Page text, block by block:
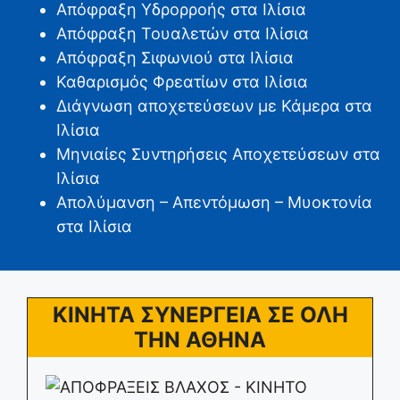
Απόφραξη Υδρορροής στα Ιλίσια
Απόφραξη Τουαλετών στα Ιλίσια
Απόφραξη Σιφωνιού στα Ιλίσια
Καθαρισμός Φρεατίων στα Ιλίσια
Διάγνωση αποχετεύσεων με Κάμερα στα
Ιλίσια
Μηνιαίες Συντηρήσεις Αποχετεύσεων στα
Ιλίσια
Απολύμανση – Απεντόμωση – Μυοκτονία
στα Ιλίσια
ΚΙΝΗΤΑ ΣΥΝΕΡΓΕΙΑ ΣΕ ΟΛΗ
ΤΗΝ ΑΘΗΝΑ